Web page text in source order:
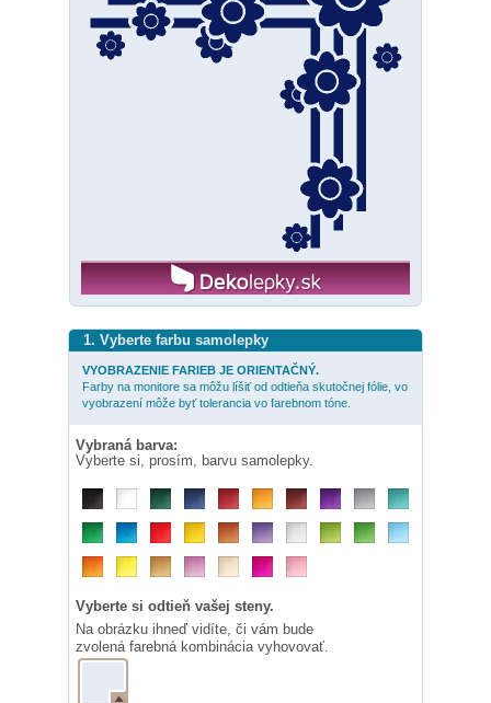
1. Vyberte farbu samolepky
VYOBRAZENIE FARIEB JE ORIENTAČNÝ.
Farby na monitore sa môžu líšiť od odtieňa skutočnej fólie, vo
vyobrazení môže byť tolerancia vo farebnom tóne.
Vybraná barva:
Vyberte si, prosím, barvu samolepky.
Vyberte si odtieň vašej steny.
Na obrázku ihneď vidíte, či vám bude
zvolená farebná kombinácia vyhovovať.